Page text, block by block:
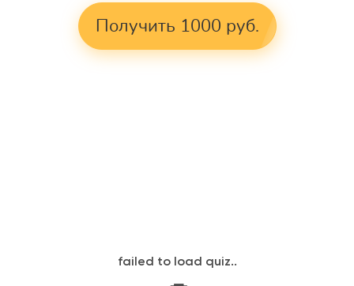
Получить 1000 руб.